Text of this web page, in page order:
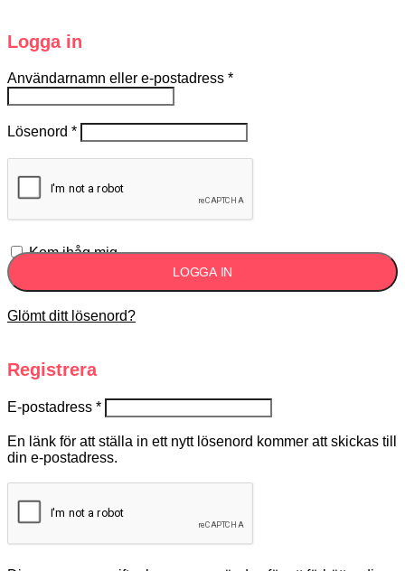
Logga in
Användarnamn eller e-postadress *
Lösenord *
Kom ihåg mig
LOGGA IN
Glömt ditt lösenord?
Registrera
E-postadress *
En länk för att ställa in ett nytt lösenord kommer att skickas till
din e-postadress.